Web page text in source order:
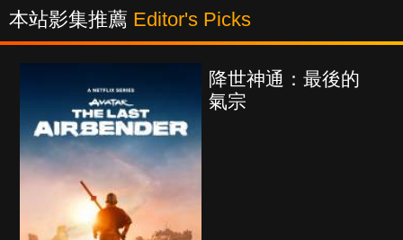
本站影集推薦 Editor's Picks
降世神通：最後的
氣宗